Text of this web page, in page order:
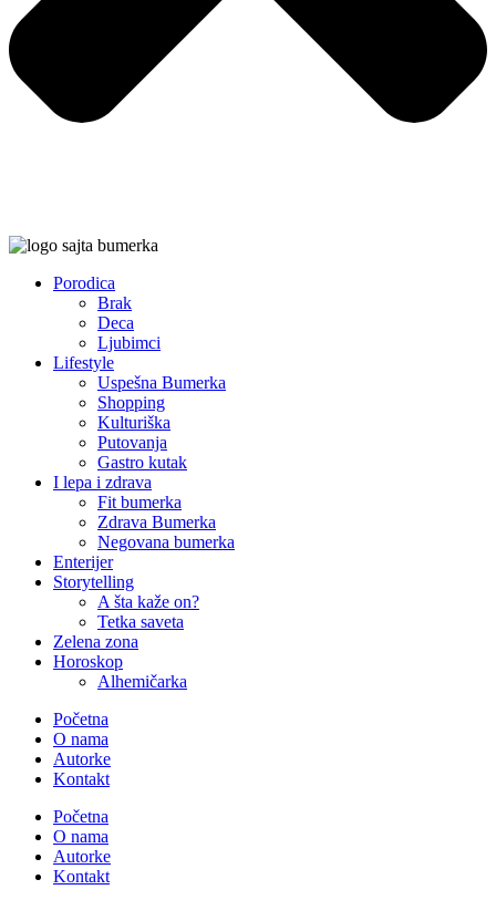
Porodica
Brak
Deca
Ljubimci
Lifestyle
Uspešna Bumerka
Shopping
Kulturiška
Putovanja
Gastro kutak
I lepa i zdrava
Fit bumerka
Zdrava Bumerka
Negovana bumerka
Enterijer
Storytelling
A šta kaže on?
Tetka saveta
Zelena zona
Horoskop
Alhemičarka
Početna
O nama
Autorke
Kontakt
Početna
O nama
Autorke
Kontakt